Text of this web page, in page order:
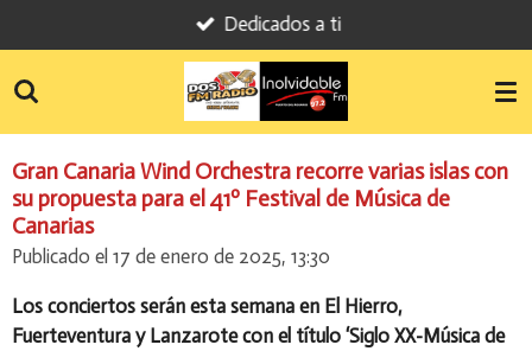
al
contenido
Dedicados a ti
Gran Canaria Wind Orchestra recorre varias islas con
su propuesta para el 41º Festival de Música de
Canarias
Publicado el 17 de enero de 2025, 13:30
Los conciertos serán esta semana en El Hierro,
Fuerteventura y Lanzarote con el título ‘Siglo XX-Música de